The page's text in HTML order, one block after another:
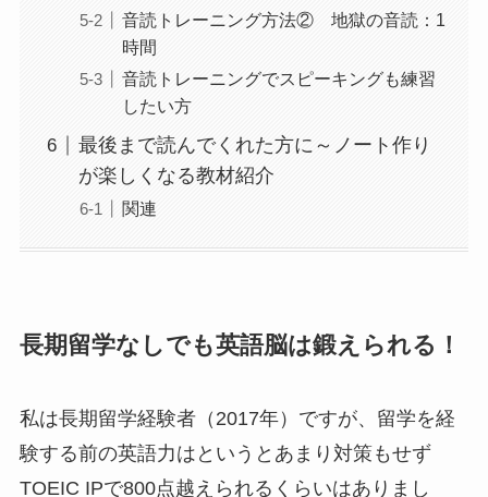
音読トレーニング方法② 地獄の音読：1
時間
音読トレーニングでスピーキングも練習
したい方
最後まで読んでくれた方に～ノート作り
が楽しくなる教材紹介
関連
長期留学なしでも英語脳は鍛えられる！
私は長期留学経験者（2017年）ですが、留学を経
験する前の英語力はというとあまり対策もせず
TOEIC IPで800点越えられるくらいはありまし